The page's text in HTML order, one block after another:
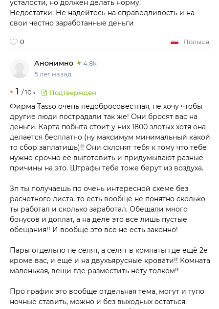
усталости, но должен делать норму.
Недостатки: Не надейтесь на справедливость и на
свои честно заработанные деньги
0 Польша
Анонимно
4.8k
5 лет назад
1 /10 Подтвержден
Фирма Tasso очень недобросовестная, не хочу чтобы
другие люди пострадали так же! Они бросят вас на
деньги. Карта побыта стоит у них 1800 злотых хотя она
делается бесплатно (ну максимум минимальный какой
то сбор заплатишь)!! Они склонят тебя к тому что тебе
нужно срочно её выготовить и придумывают разные
причины на это. Штрафы тебе тоже берут из воздуха.
Зп ты получаешь по очень интересной схеме без
расчетного листа, то есть вообще не понятно сколько
ты работал и сколько заработал. Обещали много
бонусов и доплат, а на деле это все лишь пустые
обещания!! И вообще это все не есть законно!
Пары отдельно не селят, а селят в комнаты где ещё 2е
кроме вас, и ещё и на двухъярусные кровати!! Комната
маленькая, вещи где разместить нету толком!!
Про график это вообще отдельная тема, могут и тупо
ночные ставить, можно и без выходных остаться,